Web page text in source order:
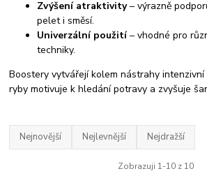
Zvýšení atraktivity– výrazně
pelet i směsí.
Univerzální použití– vhodné pro
techniky.
Boostery vytvářejí kolem nástrahy
ryby motivuje k hledání potravy a zvyšuje
Nejnovější Nejlevnější Nejdražší
Zobrazuji 1-10 z 10